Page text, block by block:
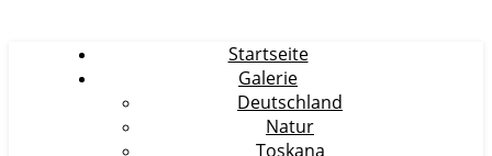
Startseite
Galerie
Deutschland
Natur
Toskana